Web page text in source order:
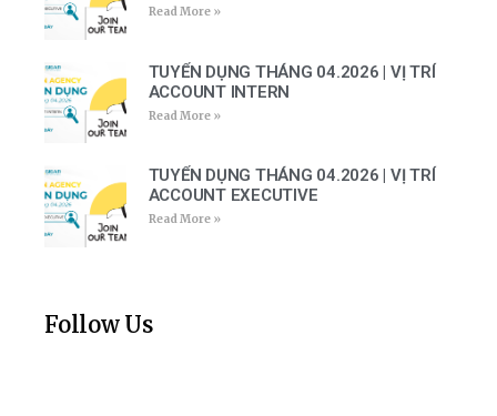
Read More »
TUYỂN DỤNG THÁNG 04.2026 | VỊ TRÍ
ACCOUNT INTERN
Read More »
TUYỂN DỤNG THÁNG 04.2026 | VỊ TRÍ
ACCOUNT EXECUTIVE
Read More »
Follow Us